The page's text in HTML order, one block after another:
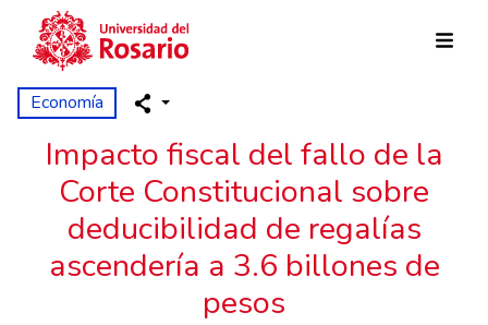
Skip to main content
Economía
Impacto fiscal del fallo de la
Corte Constitucional sobre
deducibilidad de regalías
ascendería a 3.6 billones de
pesos